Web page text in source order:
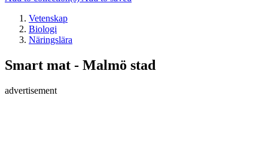
Vetenskap
Biologi
Näringslära
Smart mat - Malmö stad
advertisement